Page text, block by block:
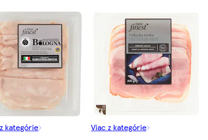
kategórie
Viac z kategórie